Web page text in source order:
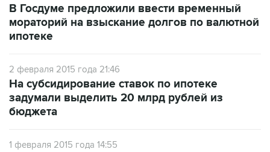
В Госдуме предложили ввести временный
мораторий на взыскание долгов по валютной
ипотеке
2 февраля 2015 года 21:46
На субсидирование ставок по ипотеке
задумали выделить 20 млрд рублей из
бюджета
1 февраля 2015 года 14:55